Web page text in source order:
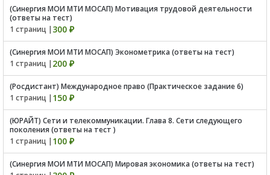
(Синергия МОИ МТИ МОСАП) Мотивация трудовой деятельности
(ответы на тест)
1 страниц | 300 ₽
(Синергия МОИ МТИ МОСАП) Эконометрика (ответы на тест)
1 страниц | 200 ₽
(Росдистант) Международное право (Практическое задание 6)
1 страниц | 150 ₽
(ЮРАЙТ) Сети и телекоммуникации. Глава 8. Сети следующего
поколения (ответы на тест )
1 страниц | 100 ₽
(Синергия МОИ МТИ МОСАП) Мировая экономика (ответы на тест)